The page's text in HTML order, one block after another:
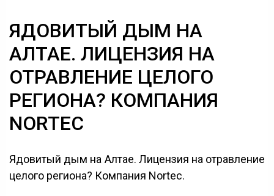
ЯДОВИТЫЙ ДЫМ НА
АЛТАЕ. ЛИЦЕНЗИЯ НА
ОТРАВЛЕНИЕ ЦЕЛОГО
РЕГИОНА? КОМПАНИЯ
NORTEC
Ядовитый дым на Алтае. Лицензия на отравление
целого региона? Компания Nortec.